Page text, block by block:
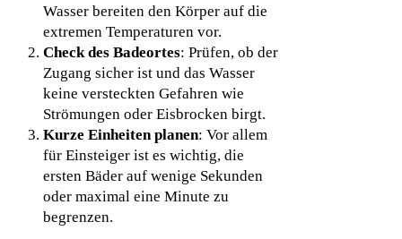
Wasser bereiten den Körper auf die
extremen Temperaturen vor.
Check des Badeortes: Prüfen, ob der
Zugang sicher ist und das Wasser
keine versteckten Gefahren wie
Strömungen oder Eisbrocken birgt.
Kurze Einheiten planen: Vor allem
für Einsteiger ist es wichtig, die
ersten Bäder auf wenige Sekunden
oder maximal eine Minute zu
begrenzen.